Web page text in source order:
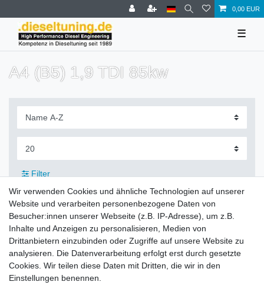
0,00 EUR
☰
A4 (B5) 1,9 TDI 85kw
Filter
Zahlung und Versand
Daten­schutz­erklärung
Wir verwenden Cookies und ähnliche Technologien auf unserer
Website und verarbeiten personenbezogene Daten von
Besucher:innen unserer Webseite (z.B. IP-Adresse), um z.B.
Inhalte und Anzeigen zu personalisieren, Medien von
Drittanbietern einzubinden oder Zugriffe auf unsere Website zu
analysieren. Die Datenverarbeitung erfolgt erst durch gesetzte
Cookies. Wir teilen diese Daten mit Dritten, die wir in den
Einstellungen benennen.